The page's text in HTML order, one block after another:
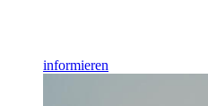
informieren